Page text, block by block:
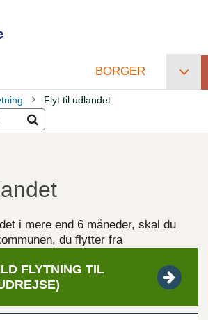
BORGER
Flyt til udlandet
i mere end 6 måneder, skal du
du flytter fra
FLYTNING TIL